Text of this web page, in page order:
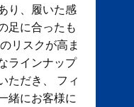
り、履いた感
足に合ったも
リスクが高ま
ラインナップ
ただき、 フィ
緒にお客様に